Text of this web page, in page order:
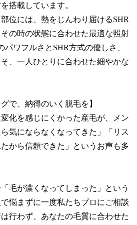
搭載しています。
位には、熱をじんわり届けるSHR
の時の状態に合わせた最適な照射
パワフルさとSHR方式の優しさ、
、一人ひとりに合わせた細やかな
で、納得のいく脱毛を】
変化を感じにくかった産毛が、メン
気にならなくなってきた」「リス
から信頼できた」というお声も多
毛が濃くなってしまった」という
悩まずに一度私たちプロにご相談
行わず、あなたの毛質に合わせた